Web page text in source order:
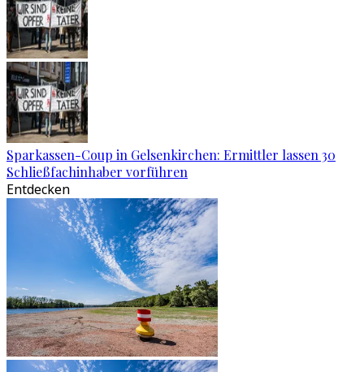
Sparkassen-Coup in Gelsenkirchen: Ermittler lassen 30
Schließfachinhaber vorführen
Entdecken